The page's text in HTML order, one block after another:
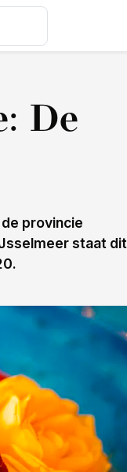
De
provincie
staat dit